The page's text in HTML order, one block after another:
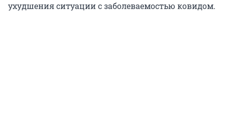
ухудшения ситуации с заболеваемостью ковидом.